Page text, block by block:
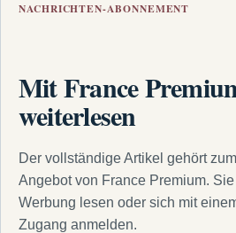
NACHRICHTEN-ABONNEMENT
Mit France
weiterlesen
Der vollständige Artikel gehört
Angebot von France Premium.
Werbung lesen oder sich mit
Zugang anmelden.